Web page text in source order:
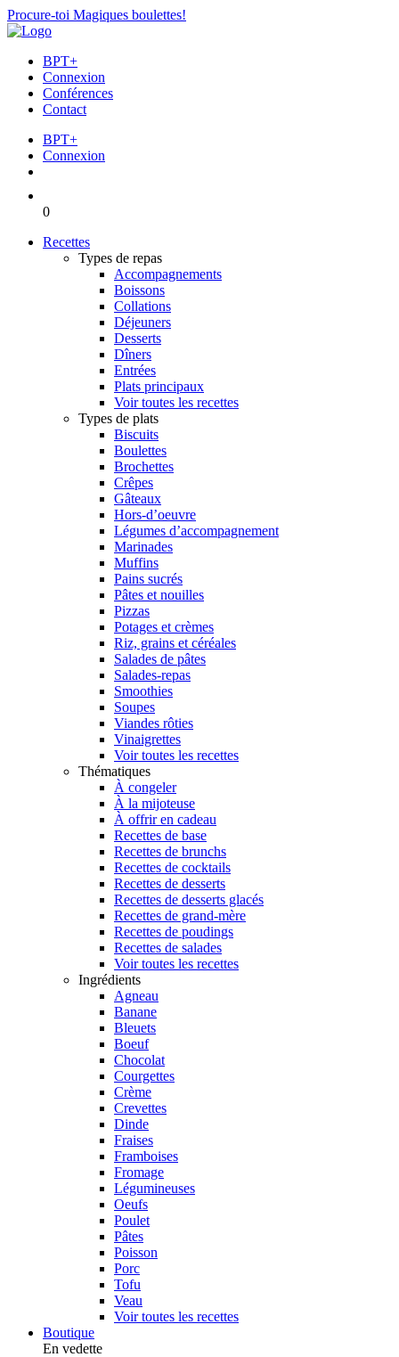
Procure-toi Magiques boulettes!
BPT+
Connexion
Conférences
Contact
BPT+
Connexion
0
Recettes
Types de repas
Accompagnements
Boissons
Collations
Déjeuners
Desserts
Dîners
Entrées
Plats principaux
Voir toutes les recettes
Types de plats
Biscuits
Boulettes
Brochettes
Crêpes
Gâteaux
Hors-d’oeuvre
Légumes d’accompagnement
Marinades
Muffins
Pains sucrés
Pâtes et nouilles
Pizzas
Potages et crèmes
Riz, grains et céréales
Salades de pâtes
Salades-repas
Smoothies
Soupes
Viandes rôties
Vinaigrettes
Voir toutes les recettes
Thématiques
À congeler
À la mijoteuse
À offrir en cadeau
Recettes de base
Recettes de brunchs
Recettes de cocktails
Recettes de desserts
Recettes de desserts glacés
Recettes de grand-mère
Recettes de poudings
Recettes de salades
Voir toutes les recettes
Ingrédients
Agneau
Banane
Bleuets
Boeuf
Chocolat
Courgettes
Crème
Crevettes
Dinde
Fraises
Framboises
Fromage
Légumineuses
Oeufs
Poulet
Pâtes
Poisson
Porc
Tofu
Veau
Voir toutes les recettes
Boutique
En vedette